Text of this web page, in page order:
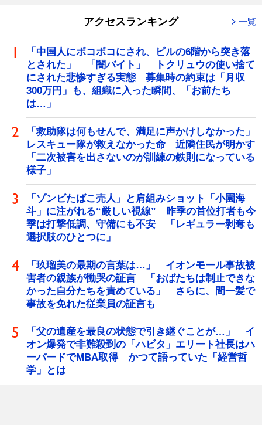
アクセスランキング 一覧
「中国人にボコボコにされ、ビルの6階から突き落
とされた」 「闇バイト」 トクリュウの使い捨て
にされた悲惨すぎる実態 募集時の約束は「月収
300万円」も、組織に入った瞬間、「お前たち
は…」
「救助隊は何もせんで、満足に声かけしなかった」
レスキュー隊が救えなかった命 近隣住民が明かす
「二次被害を出さないのが訓練の鉄則になっている
様子」
「ゾンビたばこ売人」と肩組みショット「小園海
斗」に注がれる“厳しい視線” 昨季の首位打者も今
季は打撃低調、守備にも不安 「レギュラー剥奪も
選択肢のひとつに」
「玖瑠美の最期の言葉は…」 イオンモール事故被
害者の親族が慟哭の証言 「おばたちは制止できな
かった自分たちを責めている」 さらに、間一髪で
事故を免れた従業員の証言も
「父の遺産を最良の状態で引き継ぐことが…」 イ
オン爆発で非難殺到の「ハビタ」エリート社長はハ
ーバードでMBA取得 かつて語っていた「経営哲
学」とは